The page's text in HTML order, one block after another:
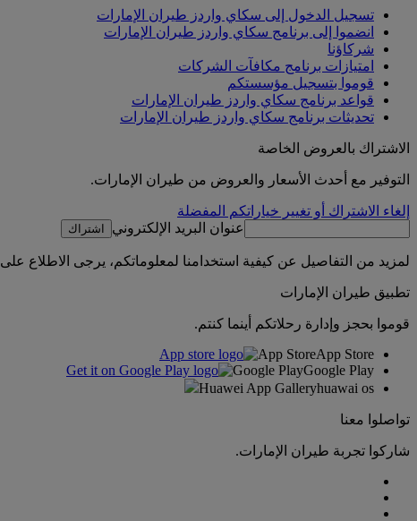
تسجيل الدخول إلى سكاي واردز طيران الإمارات
انضموا إلى برنامج سكاي واردز طيران الإمارات
شركاؤنا
امتيازات برنامج مكافآت الشركات
قوموا بتسجيل مؤسستكم
قواعد برنامج سكاي واردز طيران الإمارات
تحديثات برنامج سكاي واردز طيران الإمارات
الاشتراك بالعروض الخاصة
التوفير مع أحدث الأسعار والعروض من طيران الإمارات.
إلغاء الاشتراك أو تغيير خياراتكم المفضلة
عنوان البريد الإلكتروني
اشتراك
لمزيد من التفاصيل عن كيفية استخدامنا لمعلوماتكم، يرجى الاطلاع على
تطبيق طيران الإمارات
قوموا بحجز وإدارة رحلاتكم أينما كنتم.
App StoreApp Store
Google PlayGoogle Play
Huawei App Galleryhuawai os
تواصلوا معنا
شاركوا تجربة طيران الإمارات.